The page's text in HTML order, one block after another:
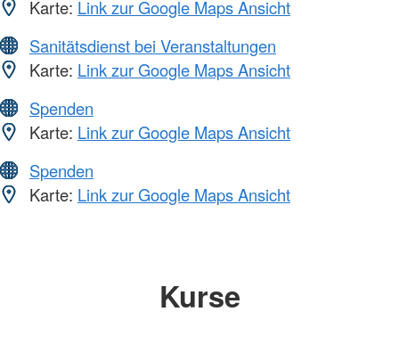
Karte: Link zur Google Maps Ansicht
Sanitätsdienst bei Veranstaltungen
Karte: Link zur Google Maps Ansicht
Spenden
Karte: Link zur Google Maps Ansicht
Spenden
Karte: Link zur Google Maps Ansicht
Kurse